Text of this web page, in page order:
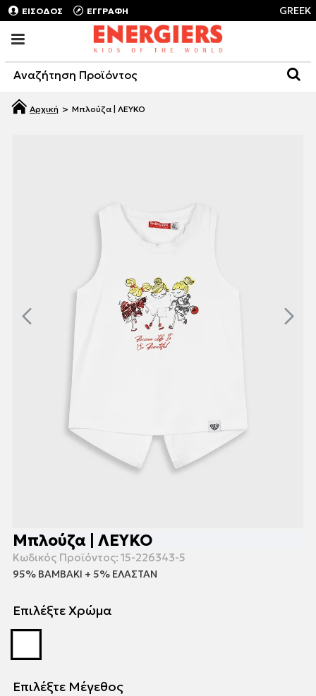
ΕΙΣΟΔΟΣ ΕΓΓΡΑΦΗ GREEK
Μπλούζα | ΛΕΥΚΟ
Μπλούζα | ΛΕΥΚΟ
Κωδικός Προϊόντος: 15-226343-5
95% ΒΑΜΒΑΚΙ + 5% ΕΛΑΣΤΑΝ
Επιλέξτε Χρώμα
Επιλέξτε Μέγεθος